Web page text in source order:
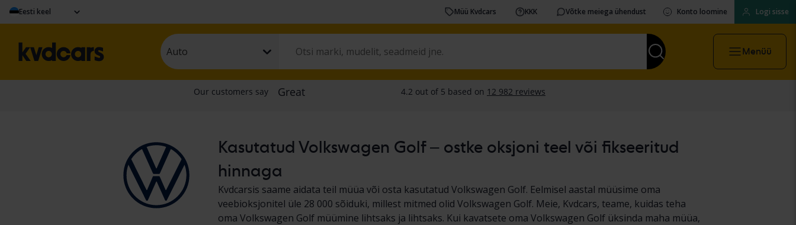
Eesti keel Müü Kvdcars KKK Võtke meiega ühendust Konto loomine Logi sisse
Auto Menüü
Kasutatud Volkswagen Golf – ostke oksjoni teel või fikseeritud
hinnaga
Kvdcarsis saame aidata teil müüa või osta kasutatud Volkswagen Golf. Eelmisel aastal müüsime oma
veebioksjonitel üle 28 000 sõiduki, millest mitmed olid Volkswagen Golf. Meie, Kvdcars, teame, kuidas teha
oma Volkswagen Golf müümine lihtsaks ja lihtsaks. Kui kavatsete oma Volkswagen Golf üksinda maha müüa,